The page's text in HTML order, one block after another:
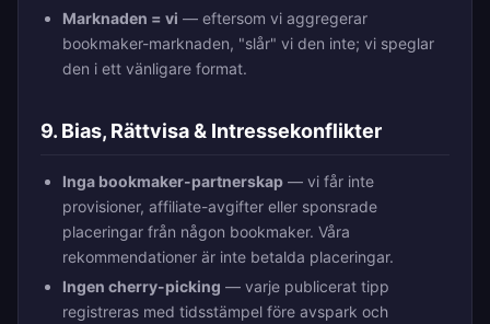
Marknaden = vi — eftersom vi aggregerar
bookmaker-marknaden, "slår" vi den inte; vi speglar
den i ett vänligare format.
9. Bias, Rättvisa & Intressekonflikter
Inga bookmaker-partnerskap — vi får inte
provisioner, affiliate-avgifter eller sponsrade
placeringar från någon bookmaker. Våra
rekommendationer är inte betalda placeringar.
Ingen cherry-picking — varje publicerat tipp
registreras med tidsstämpel före avspark och